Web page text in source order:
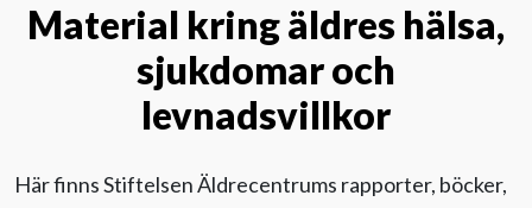
Nyhetsbrev
Till Äldre i centrum
Material kring äldres hälsa,
sjukdomar och
levnadsvillkor
Här finns Stiftelsen Äldrecentrums rapporter, böcker,